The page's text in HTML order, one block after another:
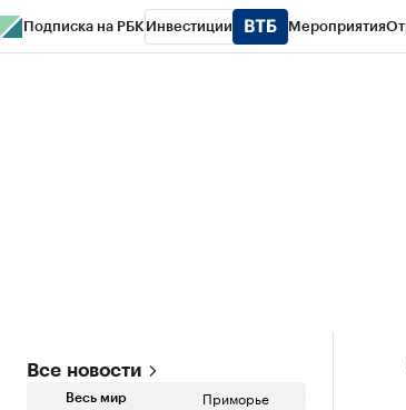
Подписка на РБК Инвестиции Мероприятия
Все новости
Весь мир Приморье